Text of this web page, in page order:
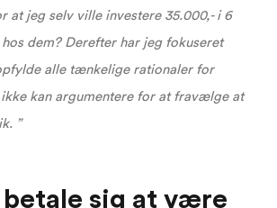
at jeg selv ville investere 35.000,- i 6
dem? Derefter har jeg fokuseret
alle tænkelige rationaler for
ikke kan argumentere for at fravælge at
”
betale sig at være